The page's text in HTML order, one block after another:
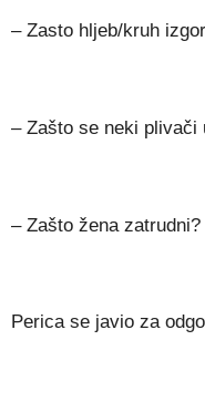
– Zasto hljeb/kruh
– Zašto se neki plivači
– Zašto žena zatrudni?
Perica se javio za